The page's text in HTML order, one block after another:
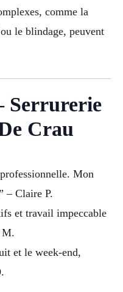
comme la
le blindage, peuvent
Serrurerie
Crau
Mon
– Claire P.
et travail impeccable
M.
et le week-end,